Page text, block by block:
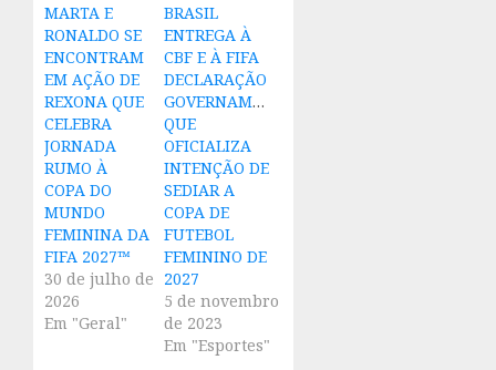
MARTA E
RONALDO SE
ENCONTRAM
EM AÇÃO DE
REXONA QUE
CELEBRA
JORNADA
RUMO À
COPA DO
MUNDO
FEMININA DA
FIFA 2027™
30 de julho de
2026
Em "Geral"
BRASIL
ENTREGA À
CBF E À FIFA
DECLARAÇÃO
GOVERNAMENTAL
QUE
OFICIALIZA
INTENÇÃO DE
SEDIAR A
COPA DE
FUTEBOL
FEMININO DE
2027
5 de novembro
de 2023
Em "Esportes"